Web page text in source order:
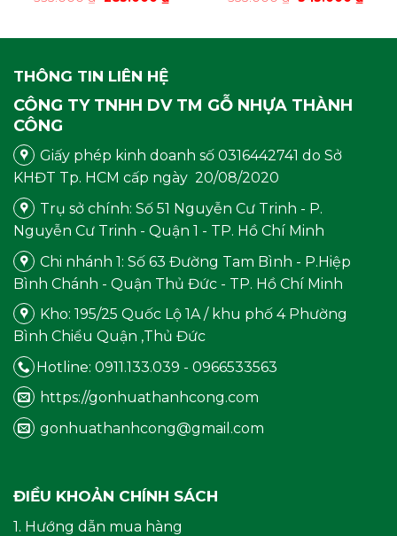
hiện
285.000 ₫.
hiện
₫.
THÔNG TIN LIÊN HỆ
CÔNG TY TNHH DV TM GỖ NHỰA THÀNH
CÔNG
Giấy phép kinh doanh số 0316442741 do Sở
KHĐT Tp. HCM cấp ngày 20/08/2020
Trụ sở chính: Số 51 Nguyễn Cư Trinh - P.
Nguyễn Cư Trinh - Quận 1 - TP. Hồ Chí Minh
Chi nhánh 1: Số 63 Đường Tam Bình - P.Hiệp
Bình Chánh - Quận Thủ Đức - TP. Hồ Chí Minh
Kho: 195/25 Quốc Lộ 1A / khu phố 4 Phường
Bình Chiểu Quận ,Thủ Đức
Hotline: 0911.133.039 - 0966533563
https://gonhuathanhcong.com
gonhuathanhcong@gmail.com
ĐIỀU KHOẢN CHÍNH SÁCH
1. Hướng dẫn mua hàng